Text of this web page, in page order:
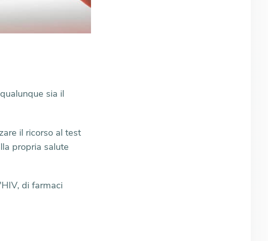
sia il
il ricorso al test
propria salute
di farmaci